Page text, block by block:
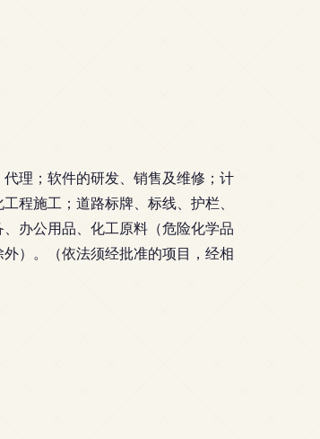
理；软件的研发、销售及维修；计
程施工；道路标牌、标线、护栏、
办公用品、化工原料（危险化学品
）。（依法须经批准的项目，经相